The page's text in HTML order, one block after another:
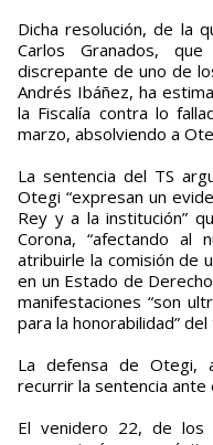
Dicha resolución, de la
Carlos Granados,
discrepante de uno de
Andrés Ibáñez, ha
la Fiscalía contra lo
marzo, absolviendo a
La sentencia del TS
Otegi “expresan un
Rey y a la institución”
Corona, “afectando al
atribuirle la comisión de
en un Estado de
manifestaciones “son
para la honorabilidad”
La defensa de Otegi,
recurrir la sentencia ante
El venidero 22, de